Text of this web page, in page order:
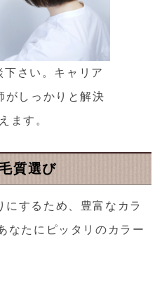
さい。キャリア
がしっかりと解決
ます。
質選び
にするため、豊富なカラ
なたにピッタリのカラー